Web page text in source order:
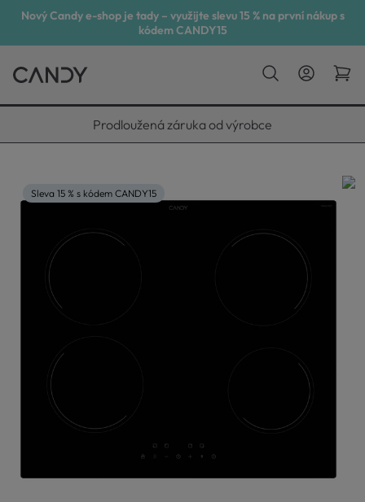
Nový Candy e-shop je tady – využijte slevu 15 % na první nákup s
kódem CANDY15
Vyneseme, zapojíme, odvezeme
Sleva 15 % s kódem CANDY15